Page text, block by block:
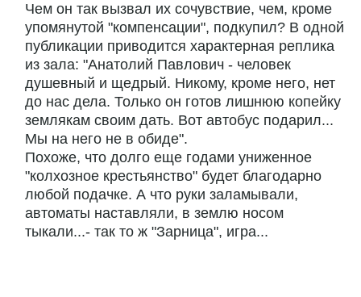
Чем он так вызвал их сочувствие, чем, кроме
упомянутой "компенсации", подкупил? В одной
публикации приводится характерная реплика
из зала: "Анатолий Павлович - человек
душевный и щедрый. Никому, кроме него, нет
до нас дела. Только он готов лишнюю копейку
землякам своим дать. Вот автобус подарил...
Мы на него не в обиде".
Похоже, что долго еще годами униженное
"колхозное крестьянство" будет благодарно
любой подачке. А что руки заламывали,
автоматы наставляли, в землю носом
тыкали...- так то ж "Зарница", игра...